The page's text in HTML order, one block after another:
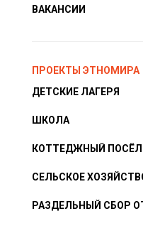
ВАКАНСИИ
ПРОЕКТЫ ЭТНОМИРА
ДЕТСКИЕ ЛАГЕРЯ
ШКОЛА
КОТТЕДЖНЫЙ
СЕЛЬСКОЕ
РАЗДЕЛЬНЫЙ СБОР